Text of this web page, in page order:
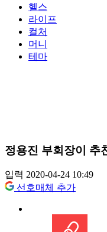
헬스
라이프
컬처
머니
테마
정용진 부회장이 추
입력 2020-04-24 10:49
선호매체 추가